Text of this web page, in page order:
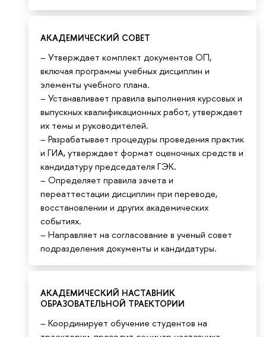
АКАДЕМИЧЕСКИЙ СОВЕТ
– Утверждает комплект документов ОП,
включая программы учебных дисциплин и
элементы учебного плана.
– Устанавливает правила выполнения курсовых и
выпускных квалификационных работ, утверждает
их темы и руководителей.
– Разрабатывает процедуры проведения практик
и ГИА, утверждает формат оценочных средств и
кандидатуру председателя ГЭК.
– Определяет правила зачета и
переаттестации дисциплин при переводе,
восстановлении и других академических
событиях.
– Направляет на согласование в ученый совет
подразделения документы и кандидатуры.
АКАДЕМИЧЕСКИЙ НАСТАВНИК
ОБРАЗОВАТЕЛЬНОЙ ТРАЕКТОРИИ
– Координирует обучение студентов на